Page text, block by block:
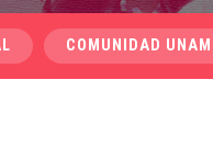
COMUNIDAD UNAM